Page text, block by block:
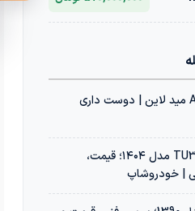
معرفی میتسوبیشی ASX مید لاین | دوست داری
خرید پژو 207i دنده‌ای TU3 مدل ۱۴۰۴؛ قیمت،
| خودروشاپ